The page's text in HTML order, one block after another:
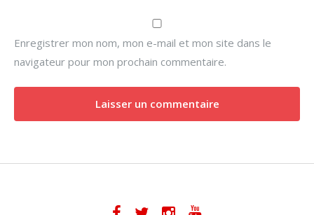
Enregistrer mon nom, mon e-mail et mon site dans le
navigateur pour mon prochain commentaire.